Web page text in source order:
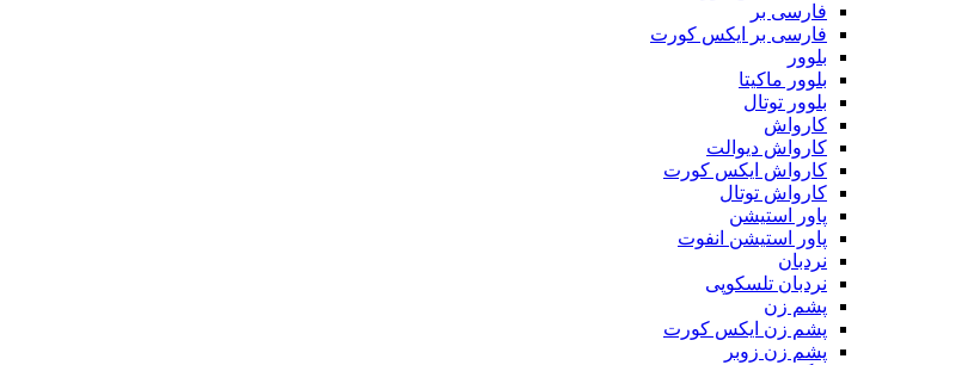
فارسی بر
فارسی بر ایکس کورت
بلوور
بلوور ماکیتا
بلوور توتال
کارواش
کارواش دیوالت
کارواش ایکس کورت
کارواش توتال
پاور استیشن
پاور استیشن انفوت
نردبان
نردبان تلسکوپی
پشم زن
پشم زن ایکس کورت
پشم زن زوبر